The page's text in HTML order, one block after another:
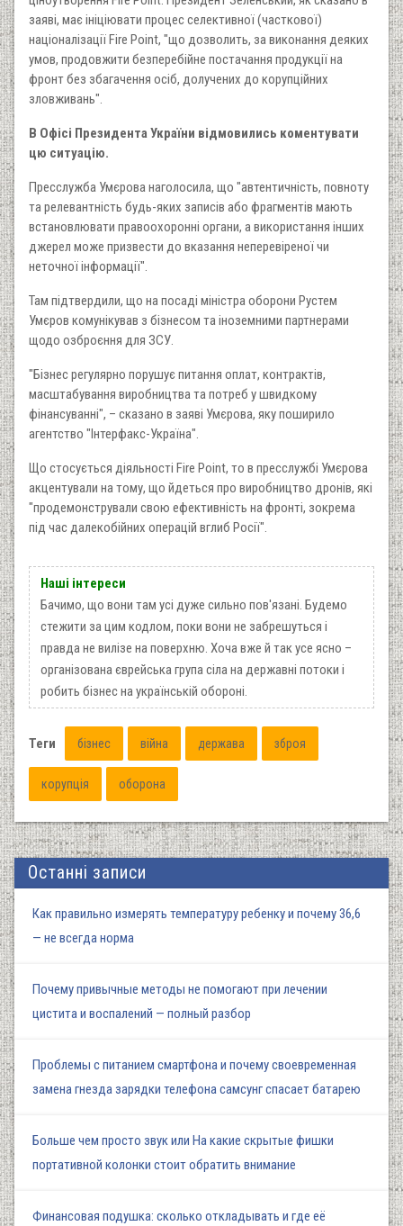
заяві, має ініціювати процес селективної (часткової)
націоналізації Fire Point, "що дозволить, за виконання деяких
умов, продовжити безперебійне постачання продукції на
фронт без збагачення осіб, долучених до корупційних
зловживань".
В Офісі Президента України відмовились коментувати
цю ситуацію.
Пресслужба Умєрова наголосила, що "автентичність, повноту
та релевантність будь-яких записів або фрагментів мають
встановлювати правоохоронні органи, а використання інших
джерел може призвести до вказання неперевіреної чи
неточної інформації".
Там підтвердили, що на посаді міністра оборони Рустем
Умєров комунікував з бізнесом та іноземними партнерами
щодо озброєння для ЗСУ.
"Бізнес регулярно порушує питання оплат, контрактів,
масштабування виробництва та потреб у швидкому
фінансуванні", – сказано в заяві Умєрова, яку поширило
агентство "Інтерфакс-Україна".
Що стосується діяльності Fire Point, то в пресслужбі Умєрова
акцентували на тому, що йдеться про виробництво дронів, які
"продемонстрували свою ефективність на фронті, зокрема
під час далекобійних операцій вглиб Росії".
Наші інтереси
Бачимо, що вони там усі дуже сильно пов'язані. Будемо
стежити за цим кодлом, поки вони не забрешуться і
правда не вилізе на поверхню. Хоча вже й так усе ясно –
організована єврейська група сіла на державні потоки і
робить бізнес на українській обороні.
Теги бізнес війна держава зброя
корупція оборона
Останні записи
Как правильно измерять температуру ребенку и почему 36,6
— не всегда норма
Почему привычные методы не помогают при лечении
цистита и воспалений — полный разбор
Проблемы с питанием смартфона и почему своевременная
замена гнезда зарядки телефона самсунг спасает батарею
Больше чем просто звук или На какие скрытые фишки
портативной колонки стоит обратить внимание
Финансовая подушка: сколько откладывать и где её